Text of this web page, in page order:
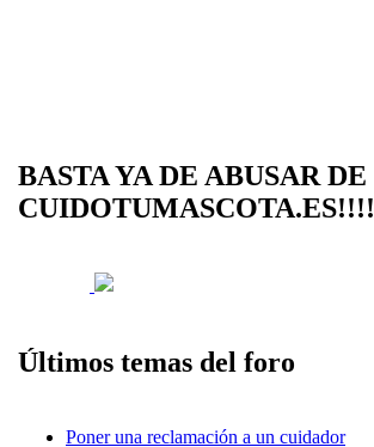
BASTA YA DE ABUSAR DE
CUIDOTUMASCOTA.ES!!!!
Últimos temas del foro
Poner una reclamación a un cuidador